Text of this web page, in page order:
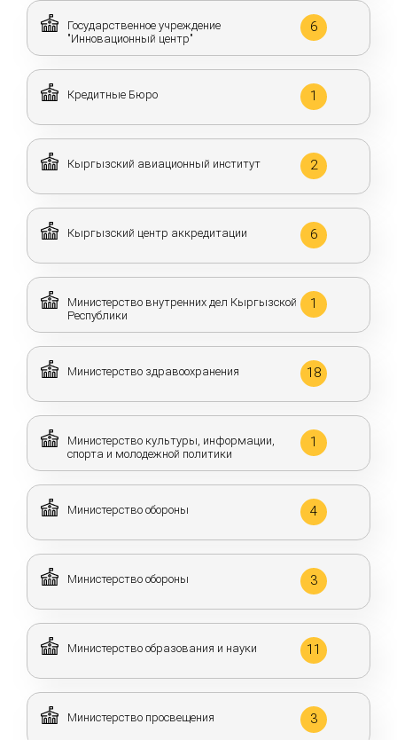
Государственное учреждение
"Инновационный центр"
6
Кредитные Бюро 1
Кыргызский авиационный институт 2
Кыргызский центр аккредитации 6
Министерство внутренних дел Кыргызской
Республики
1
Министерство здравоохранения 18
Министерство культуры, информации,
спорта и молодежной политики
1
Министерство обороны 4
Министерство обороны 3
Министерство образования и науки 11
Министерство просвещения 3